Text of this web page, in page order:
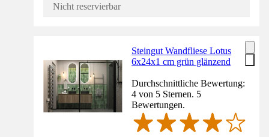
Nicht reservierbar
Steingut Wandfliese Lotus
6x24x1 cm grün glänzend
Durchschnittliche Bewertung:
4 von 5 Sternen. 5
Bewertungen.